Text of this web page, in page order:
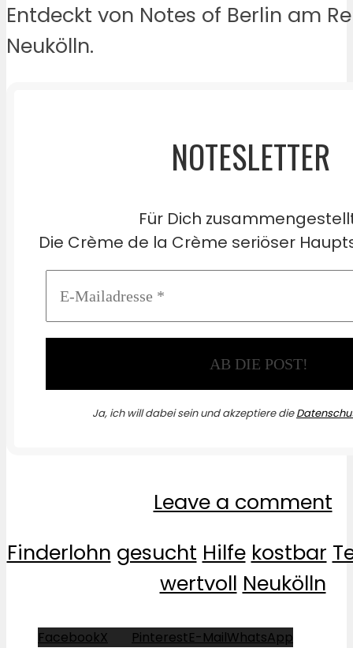
Entdeckt von Notes of Berlin am
Neukölln.
NOTESLETTER
Für Dich
Die Crème de la Crème seriöser
Ja, ich will dabei sein und akzeptiere die
Leave a comment
Finderlohn gesucht Hilfe kostbar
wertvoll Neukölln
FacebookX PinterestE-MailWhatsApp